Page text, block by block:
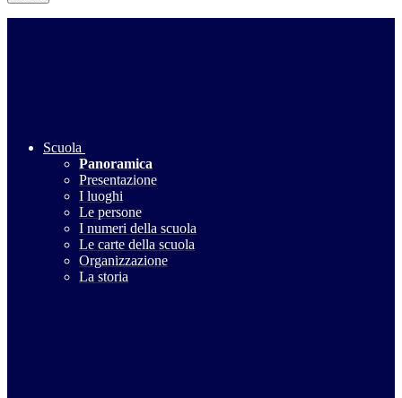
Scuola
Panoramica
Presentazione
I luoghi
Le persone
I numeri della scuola
Le carte della scuola
Organizzazione
La storia